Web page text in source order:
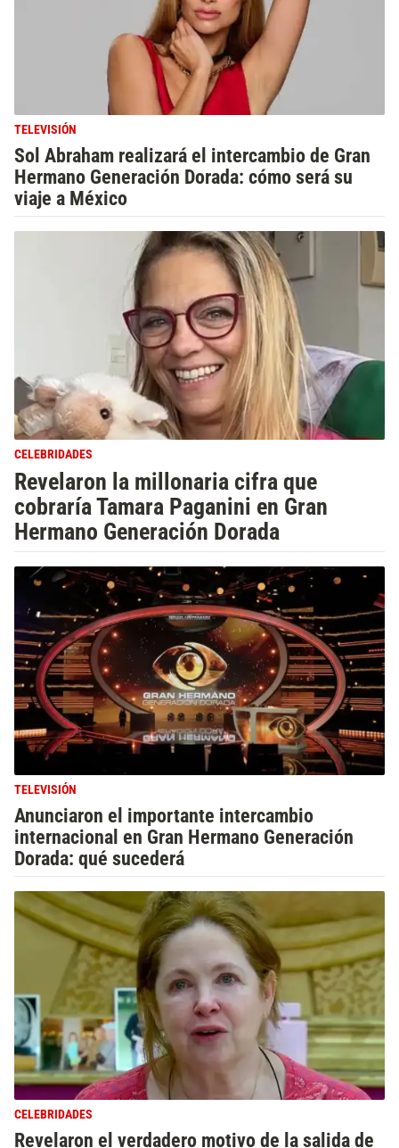
TELEVISIÓN
Sol Abraham realizará el intercambio de Gran
Hermano Generación Dorada: cómo será su
viaje a México
CELEBRIDADES
Revelaron la millonaria cifra que
cobraría Tamara Paganini en Gran
Hermano Generación Dorada
TELEVISIÓN
Anunciaron el importante intercambio
internacional en Gran Hermano Generación
Dorada: qué sucederá
CELEBRIDADES
Revelaron el verdadero motivo de la salida de